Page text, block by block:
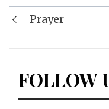
Navigation
de
Prayer
FOLLOW